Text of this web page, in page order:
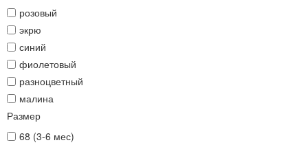
розовый
экрю
синий
фиолетовый
разноцветный
малина
Размер
68 (3-6 мес)